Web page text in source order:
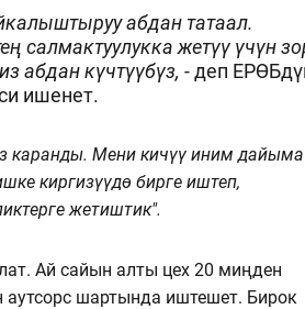
абдан татаал.
салмактуулукка жетүү үчүн
абдан күчтүүбүз, -деп
ишенет.
каранды. Мени кичүү иним дайыма
киргизүүдө бирге иштеп,
жетиштик".
Ай сайын алты цех 20 миңден
шартында иштешет. Бирок